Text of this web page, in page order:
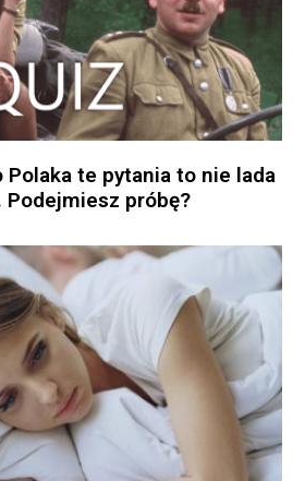
Polaka te pytania to nie lada
Podejmiesz próbę?